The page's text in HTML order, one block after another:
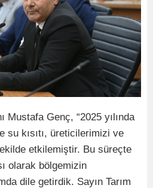
Mustafa Genç, “2025 yılında
su kısıtı, üreticilerimizi ve
etkilemiştir. Bu süreçte
olarak bölgemizin
dile getirdik. Sayın Tarım